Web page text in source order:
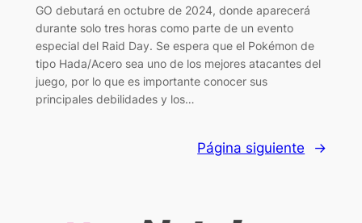
GO debutará en octubre de 2024, donde aparecerá
durante solo tres horas como parte de un evento
especial del Raid Day. Se espera que el Pokémon de
tipo Hada/Acero sea uno de los mejores atacantes del
juego, por lo que es importante conocer sus
principales debilidades y los…
Página siguiente →